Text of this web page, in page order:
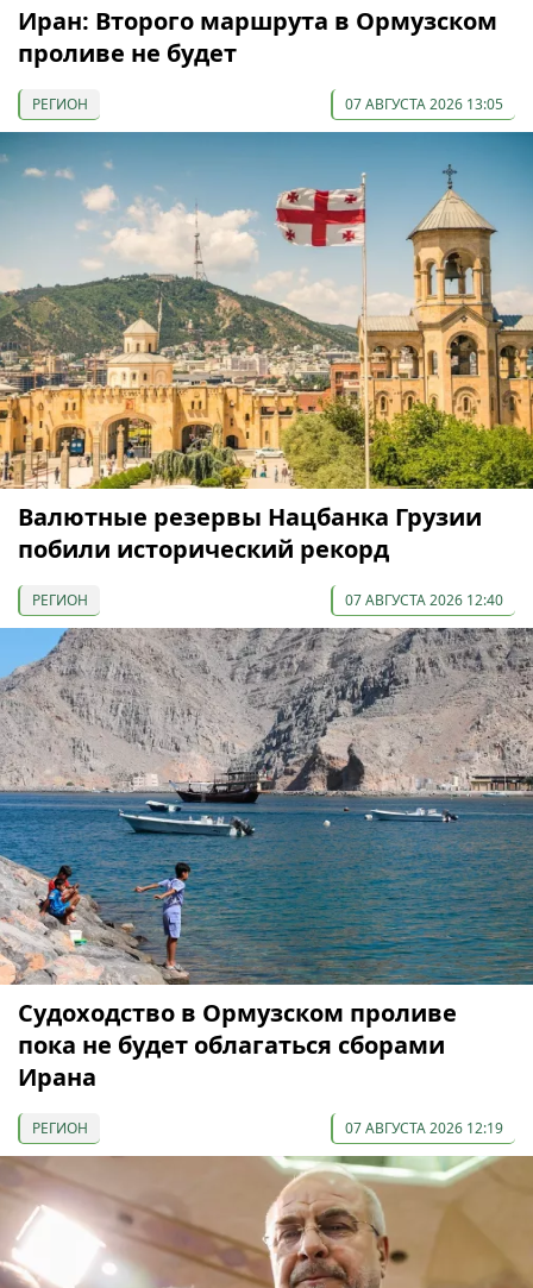
Иран: Второго маршрута в Ормузском
проливе не будет
РЕГИОН 07 АВГУСТА 2026 13:05
Валютные резервы Нацбанка Грузии
побили исторический рекорд
РЕГИОН 07 АВГУСТА 2026 12:40
Судоходство в Ормузском проливе
пока не будет облагаться сборами
Ирана
РЕГИОН 07 АВГУСТА 2026 12:19